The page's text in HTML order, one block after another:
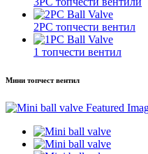
2PC топчести вентил
1 топчести вентил
Мини топчест вентил